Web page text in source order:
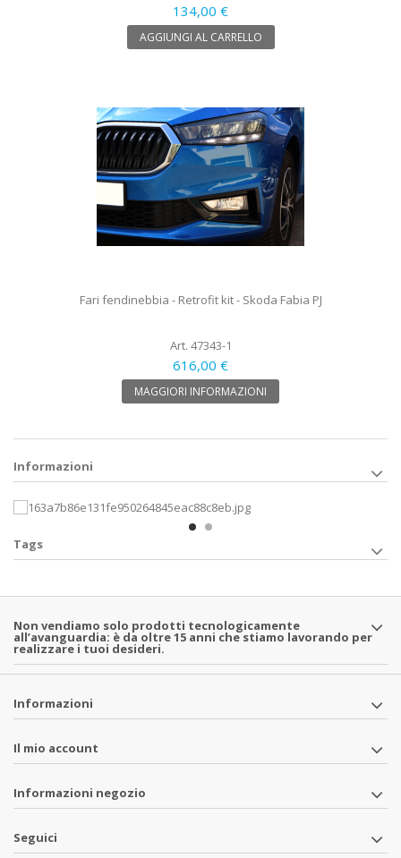
134,00 €
AGGIUNGI AL CARRELLO
Fari fendinebbia - Retrofit kit - Skoda Fabia PJ
Art. 47343-1
616,00 €
MAGGIORI INFORMAZIONI
Informazioni
Tags
Non vendiamo solo prodotti tecnologicamente
all’avanguardia: è da oltre 15 anni che stiamo lavorando per
realizzare i tuoi desideri.
Informazioni
Il mio account
Informazioni negozio
Seguici